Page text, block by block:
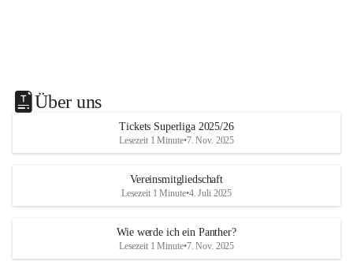
Über uns
Tickets Superliga 2025/26
Lesezeit 1 Minute•7. Nov. 2025
Vereinsmitgliedschaft
Lesezeit 1 Minute•4. Juli 2025
Wie werde ich ein Panther?
Lesezeit 1 Minute•7. Nov. 2025